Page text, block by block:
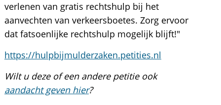
verlenen van gratis rechtshulp bij het
aanvechten van verkeersboetes. Zorg ervoor
dat fatsoenlijke rechtshulp mogelijk blijft!"
https://hulpbijmulderzaken.petities.nl
Wilt u deze of een andere petitie ook
aandacht geven hier?